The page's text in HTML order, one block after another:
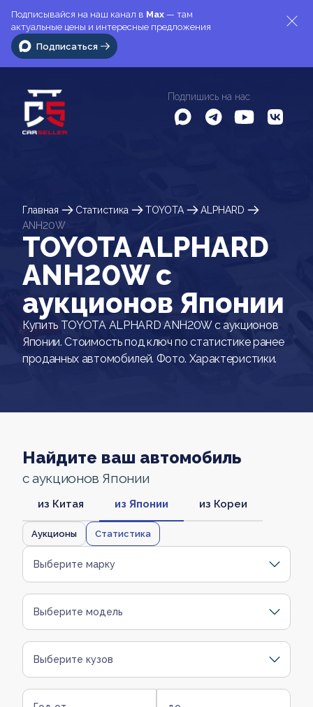
Подписывайся на наш канал в Max — там
актуальные цены и интересные предложения
Подписаться
Подпишись на нас
Главная Статистика TOYOTA
ALPHARD
ANH20W
TOYOTA ALPHARD
ANH20W c
аукционов Японии
Купить TOYOTA ALPHARD ANH20W с аукционов
Японии. Стоимость под ключ по статистике ранее
проданных автомобилей. Фото. Характеристики.
Найдите ваш автомобиль
с аукционов Японии
из Китая из Японии из Кореи
Аукционы Статистика
Выберите марку
Выберите модель
Выберите кузов